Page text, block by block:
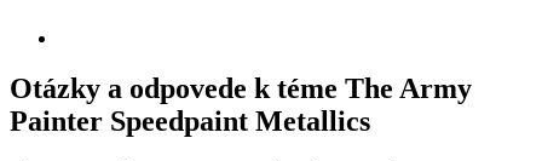
Otázky a odpovede k téme The Army
Painter Speedpaint Metallics